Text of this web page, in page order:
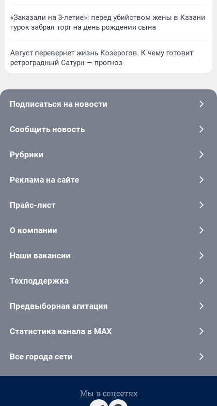
«Заказали на 3-летие»: перед убийством жены в Казани
турок забрал торт на день рождения сына
Август перевернет жизнь Козерогов. К чему готовит
ретроградный Сатурн — прогноз
Подписаться на новости
Сообщить новость
Рубрики
Реклама на сайте
Прайс-лист
О компании
Наши вакансии
Техподдержка
Предвыборная агитация
Статистика канала в MAX
Все города сети
Мы в соцсетях